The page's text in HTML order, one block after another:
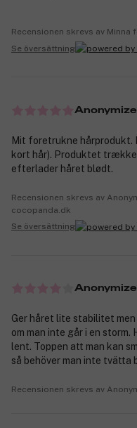
Recensionen skrevs av
Se översättning
Mit foretrukne hårprodukt.
kort hår). Produktet
efterlader håret blødt.
Recensionen skrevs av
cocopanda.dk
Se översättning
Ger håret lite stabilitet
om man inte går i en
lent. Toppen att man kan
så behöver man inte tvätta
Recensionen skrevs av